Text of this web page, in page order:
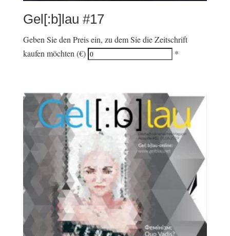
Gel[:b]lau #17
Geben Sie den Preis ein, zu dem Sie die Zeitschrift
kaufen möchten (€)
*